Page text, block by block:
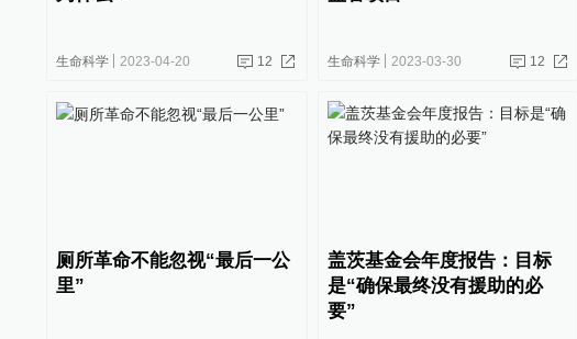
生命科学 2023-04-20 12 生命科学 2023-03-30 12
厕所革命不能忽视“最后一公
里”
盖茨基金会年度报告：目标
是“确保最终没有援助的必
要”